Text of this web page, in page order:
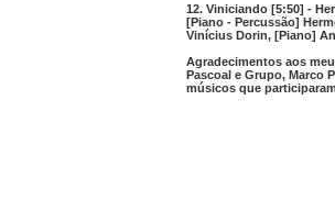
12. Viniciando [5:50] -
[Piano - Percussão]
Vinícius Dorin, [Piano]
Agradecimentos aos
Pascoal e Grupo, Marco
músicos que